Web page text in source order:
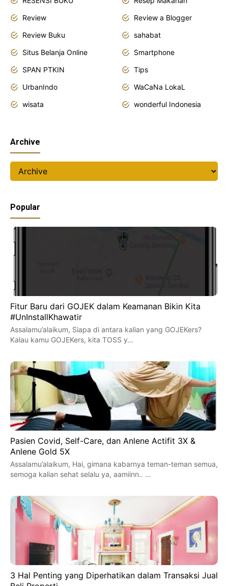
Review
Review a Blogger
Review Buku
sahabat
Situs Belanja Online
Smartphone
SPAN PTKIN
Tips
UrbanIndo
WaCaNa LokaL
wisata
wonderful Indonesia
Archive
Popular
Fitur Baru dari GOJEK dalam Keamanan Bikin Kita
#UnInstallKhawatir
Assalamu’alaikum, Siapa di antara kalian yang GOJEKers?
Kalau kamu GOJEKers, kita TOSS y…
Pasien Covid, Self-Care, dan Anlene Actifit 3X &
Anlene Gold 5X
Assalamu’alaikum, Hai, gimana kabarnya teman-teman semua,
semoga kalian sehat selalu ya, aamiinn.. …
3 Hal Penting yang Diperhatikan dalam Transaksi Jual